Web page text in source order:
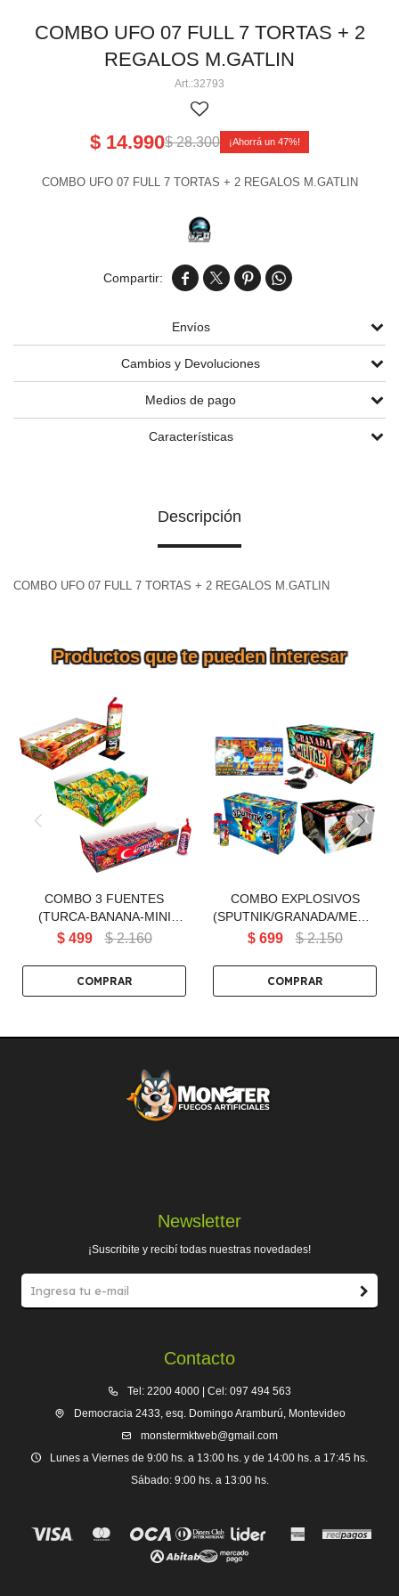
COMBO UFO 07 FULL 7 TORTAS + 2
REGALOS M.GATLIN
32793
$ 14.990$ 28.300 47
COMBO UFO 07 FULL 7 TORTAS + 2 REGALOS M.GATLIN
   
Envíos
Cambios y Devoluciones
Medios de pago
Características
Descripción
COMBO UFO 07 FULL 7 TORTAS + 2 REGALOS M.GATLIN
Productos que te pueden interesar
COMBO 3 FUENTES
(TURCA-BANANA-MINI
KUKU ) (05)
$ 499 $ 2.160
COMBO EXPLOSIVOS
(SPUTNIK/GRANADA/MET200/
(07)
$ 699 $ 2.150
Contacto
Tel: 2200 4000 | Cel: 097 494 563
Democracia 2433, esq. Domingo Aramburú, Montevideo
monstermktweb@gmail.com
Lunes a Viernes de 9:00 hs. a 13:00 hs. y de 14:00 hs. a 17:45 hs.
Sábado: 9:00 hs. a 13:00 hs.
Newsletter
¡Suscribite y recibí todas nuestras novedades!
Perlas aéreas
Volcanes chicos 3' 4' 5
Volcanes medianos 6' 8' 9' 11'
Cañas pequeñas
Cañas medianas y grandes
Tortas chicas
Tortas medianas
Tortas gigantes
Cartuchos de humo